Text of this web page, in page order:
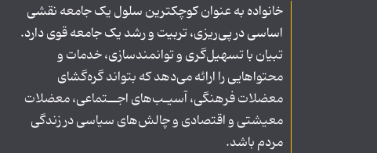
خانواده به عنوان کوچکترین سلول یک جامعه نقشی
اساسی در پی‌ریزی، تربیت و رشد یک جامعه قوی دارد.
تبیان با تسهیل‌گری و توانمندسازی، خدمات و
محتواهایی را ارائه می‌دهد که بتواند گره‌گشای
معضلات فرهنگی، آسیـب‌های اجــتماعی، معضلات
معیشتی و اقتصادی و چالش‌های سیاسی در زندگی
مردم باشد.